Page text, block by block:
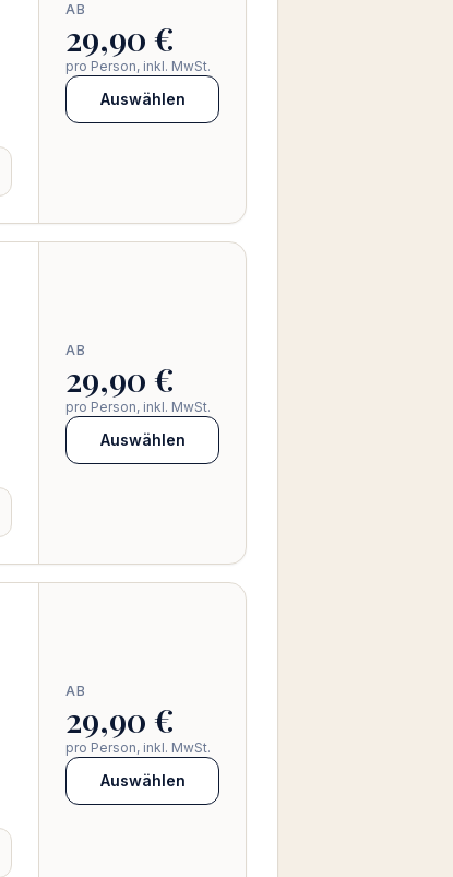
AB
29,90 €
pro Person, inkl. MwSt.
Auswählen
AB
29,90 €
pro Person, inkl. MwSt.
Auswählen
AB
29,90 €
pro Person, inkl. MwSt.
Auswählen